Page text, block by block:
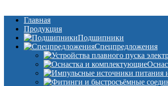
Главная
Продукция
Подшипники
Спецпредложения